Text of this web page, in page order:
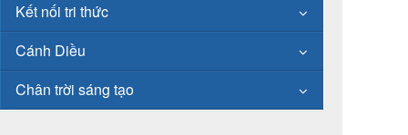
Kết nối tri thức
Cánh Diều
Chân trời sáng tạo